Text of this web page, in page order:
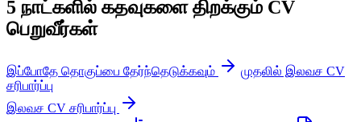
5 நாட்களில் கதவுகளை திறக்கும் CV
பெறுவீர்கள்
இப்போதே தொகுப்பை தேர்ந்தெடுக்கவும்
முதலில் இலவச CV
சரிபார்ப்பு
இலவச CV சரிபார்ப்பு